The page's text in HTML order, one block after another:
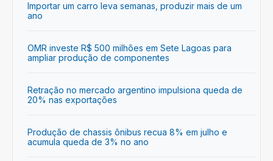
Importar um carro leva semanas, produzir mais de um
ano
OMR investe R$ 500 milhões em Sete Lagoas para
ampliar produção de componentes
Retração no mercado argentino impulsiona queda de
20% nas exportações
Produção de chassis ônibus recua 8% em julho e
acumula queda de 3% no ano